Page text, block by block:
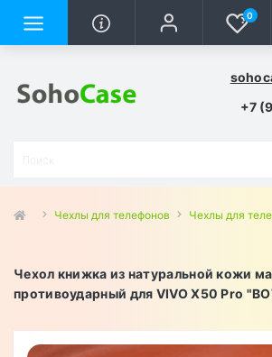
0
+7
Чехлы для телефонов Чехлы для
Чехол книжка из натуральной кожи
противоударный для VIVO X50 Pro